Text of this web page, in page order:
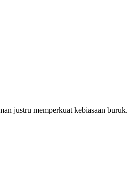
justru memperkuat kebiasaan buruk.